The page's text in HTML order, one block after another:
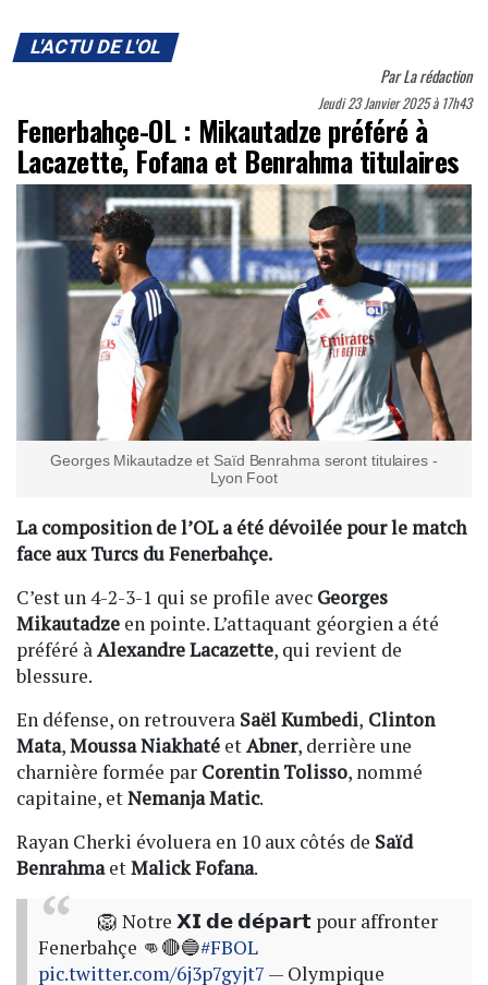
L'ACTU DE L'OL
ParLa rédaction
Jeudi 23 Janvier 2025 à 17h43
Fenerbahçe-OL : Mikautadze préféré à
Lacazette, Fofana et Benrahma titulaires
Georges Mikautadze et Saïd Benrahma seront titulaires -
Lyon Foot
La composition de l’OL a été dévoilée pour le match
face aux Turcs du Fenerbahçe.
C’est un 4-2-3-1 qui se profile avec Georges
Mikautadze en pointe. L’attaquant géorgien a été
préféré àAlexandre Lacazette, qui revient de
blessure.
En défense, on retrouvera Saël Kumbedi, Clinton
Mata,Moussa Niakhaté etAbner, derrière une
charnière formée par Corentin Tolisso, nommé
capitaine, etNemanja Matic.
Rayan Cherki évoluera en 10 aux côtés de Saïd
BenrahmaetMalick Fofana.
🦁 Notre 𝗫𝗜 𝗱𝗲 𝗱𝗲́𝗽𝗮𝗿𝘁 pour affronter
Fenerbahçe 👊🔴🔵#FBOL
pic.twitter.com/6j3p7gyjt7 — Olympique